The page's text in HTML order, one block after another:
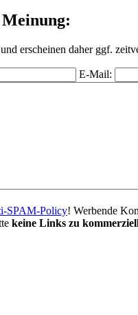
erscheinen daher ggf.
E-Mail:
SPAM-Policy! Werbende
keine Links zu